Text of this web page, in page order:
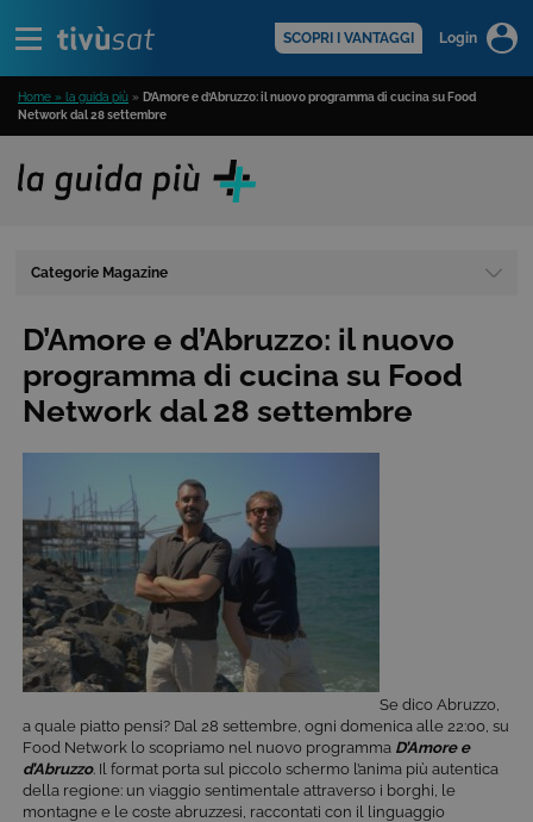
SCOPRI I VANTAGGI Login
Home » la guida più » D’Amore e d’Abruzzo: il nuovo programma di cucina su Food
Network dal 28 settembre
Categorie Magazine
D’Amore e d’Abruzzo: il nuovo
programma di cucina su Food
Network dal 28 settembre
Se dico Abruzzo,
a quale piatto pensi? Dal 28 settembre, ogni domenica alle 22:00, su
Food Network lo scopriamo nel nuovo programma D’Amore e
d’Abruzzo. Il format porta sul piccolo schermo l’anima più autentica
della regione: un viaggio sentimentale attraverso i borghi, le
montagne e le coste abruzzesi, raccontati con il linguaggio